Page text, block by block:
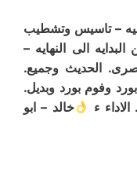
– تاسيس وتشطيب
الى النهايه –
الحديث وجميع.
وفوم بورد وبديل.
ء
خالد – ابو